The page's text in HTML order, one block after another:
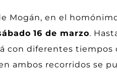
Mogán, en el
16 de marzo.
con diferentes tiempos
ambos recorridos se